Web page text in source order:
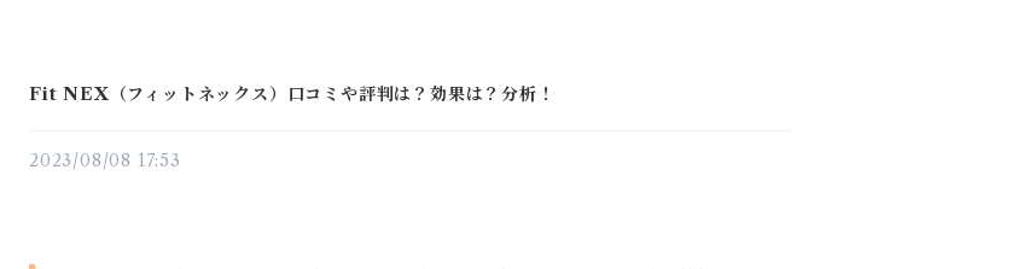
Fit NEX（フィットネックス）口コミや評判は？効果は？分析！
2023/08/08 17:53